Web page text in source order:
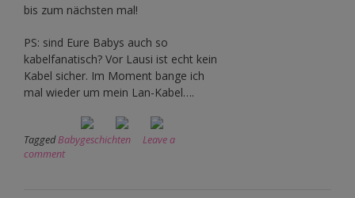
bis zum nächsten mal!
PS: sind Eure Babys auch so
kabelfanatisch? Vor Lausi ist echt kein
Kabel sicher. Im Moment bange ich
mal wieder um mein Lan-Kabel….
TaggedBabygeschichten
Leave a
comment